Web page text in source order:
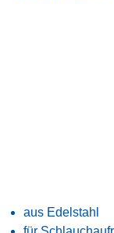
aus Edelstahl